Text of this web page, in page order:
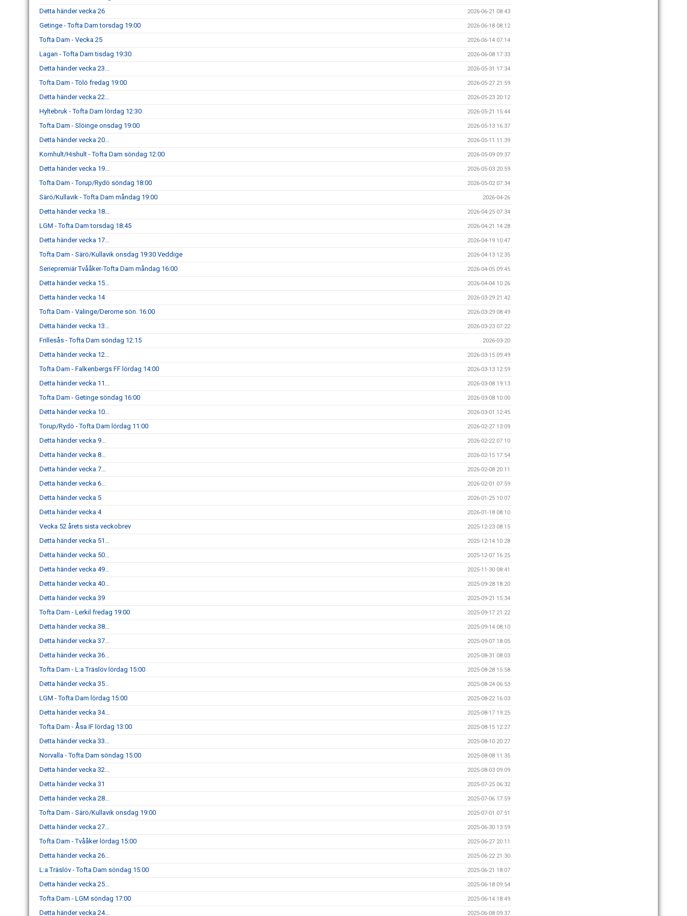
Detta händer vecka 26 2026-06-21 08:43
Getinge - Tofta Dam torsdag 19:00 2026-06-18 08:12
Tofta Dam - Vecka 25 2026-06-14 07:14
Lagan - Tofta Dam tisdag 19:30 2026-06-08 17:33
Detta händer vecka 23... 2026-05-31 17:34
Tofta Dam - Tölö fredag 19:00 2026-05-27 21:59
Detta händer vecka 22... 2026-05-23 20:12
Hyltebruk - Tofta Dam lördag 12:30 2026-05-21 15:44
Tofta Dam - Slöinge onsdag 19:00 2026-05-13 16:37
Detta händer vecka 20... 2026-05-11 11:39
Kornhult/Hishult - Tofta Dam söndag 12:00 2026-05-09 09:37
Detta händer vecka 19... 2026-05-03 20:59
Tofta Dam - Torup/Rydö söndag 18:00 2026-05-02 07:34
Särö/Kullavik - Tofta Dam måndag 19:00 2026-04-26
Detta händer vecka 18... 2026-04-25 07:34
LGM - Tofta Dam torsdag 18:45 2026-04-21 14:28
Detta händer vecka 17... 2026-04-19 10:47
Tofta Dam - Särö/Kullavik onsdag 19:30 Veddige 2026-04-13 12:35
Seriepremiär Tvååker-Tofta Dam måndag 16:00 2026-04-05 09:45
Detta händer vecka 15... 2026-04-04 10:26
Detta händer vecka 14 2026-03-29 21:42
Tofta Dam - Valinge/Derome sön. 16:00 2026-03-29 08:49
Detta händer vecka 13... 2026-03-23 07:22
Frillesås - Tofta Dam söndag 12:15 2026-03-20
Detta händer vecka 12... 2026-03-15 09:49
Tofta Dam - Falkenbergs FF lördag 14:00 2026-03-13 12:59
Detta händer vecka 11... 2026-03-08 19:13
Tofta Dam - Getinge söndag 16:00 2026-03-08 10:00
Detta händer vecka 10... 2026-03-01 12:45
Torup/Rydö - Tofta Dam lördag 11:00 2026-02-27 13:09
Detta händer vecka 9... 2026-02-22 07:10
Detta händer vecka 8... 2026-02-15 17:54
Detta händer vecka 7... 2026-02-08 20:11
Detta händer vecka 6... 2026-02-01 07:59
Detta händer vecka 5 2026-01-25 10:07
Detta händer vecka 4 2026-01-18 08:10
Vecka 52 årets sista veckobrev 2025-12-23 08:15
Detta händer vecka 51... 2025-12-14 10:28
Detta händer vecka 50... 2025-12-07 16:25
Detta händer vecka 49... 2025-11-30 08:41
Detta händer vecka 40... 2025-09-28 18:20
Detta händer vecka 39 2025-09-21 15:34
Tofta Dam - Lerkil fredag 19:00 2025-09-17 21:22
Detta händer vecka 38... 2025-09-14 08:10
Detta händer vecka 37... 2025-09-07 18:05
Detta händer vecka 36... 2025-08-31 08:03
Tofta Dam - L:a Träslöv lördag 15:00 2025-08-28 15:58
Detta händer vecka 35... 2025-08-24 06:53
LGM - Tofta Dam lördag 15:00 2025-08-22 16:03
Detta händer vecka 34... 2025-08-17 19:25
Tofta Dam - Åsa IF lördag 13:00 2025-08-15 12:27
Detta händer vecka 33... 2025-08-10 20:27
Norvalla - Tofta Dam söndag 15:00 2025-08-08 11:35
Detta händer vecka 32... 2025-08-03 09:09
Detta händer vecka 31 2025-07-25 06:32
Detta händer vecka 28... 2025-07-06 17:59
Tofta Dam - Särö/Kullavik onsdag 19:00 2025-07-01 07:51
Detta händer vecka 27... 2025-06-30 13:59
Tofta Dam - Tvååker lördag 15:00 2025-06-27 20:11
Detta händer vecka 26... 2025-06-22 21:30
L:a Träslöv - Tofta Dam söndag 15:00 2025-06-21 18:07
Detta händer vecka 25... 2025-06-18 09:54
Tofta Dam - LGM söndag 17:00 2025-06-14 18:49
Detta händer vecka 24... 2025-06-08 09:37